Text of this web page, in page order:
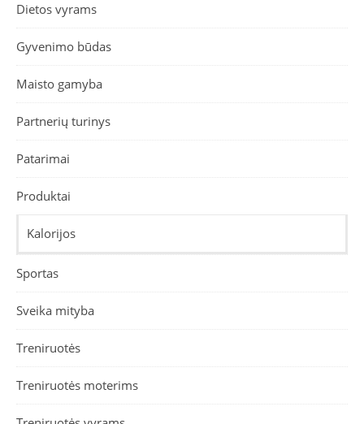
Dietos vyrams
Gyvenimo būdas
Maisto gamyba
Partnerių turinys
Patarimai
Produktai
Kalorijos
Sportas
Sveika mityba
Treniruotės
Treniruotės moterims